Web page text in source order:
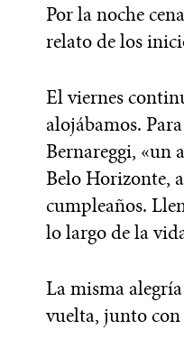
Por la noche
relato de los
El viernes
alojábamos.
Bernareggi, «un
Belo Horizonte,
cumpleaños.
lo largo de la
La misma
vuelta, junto